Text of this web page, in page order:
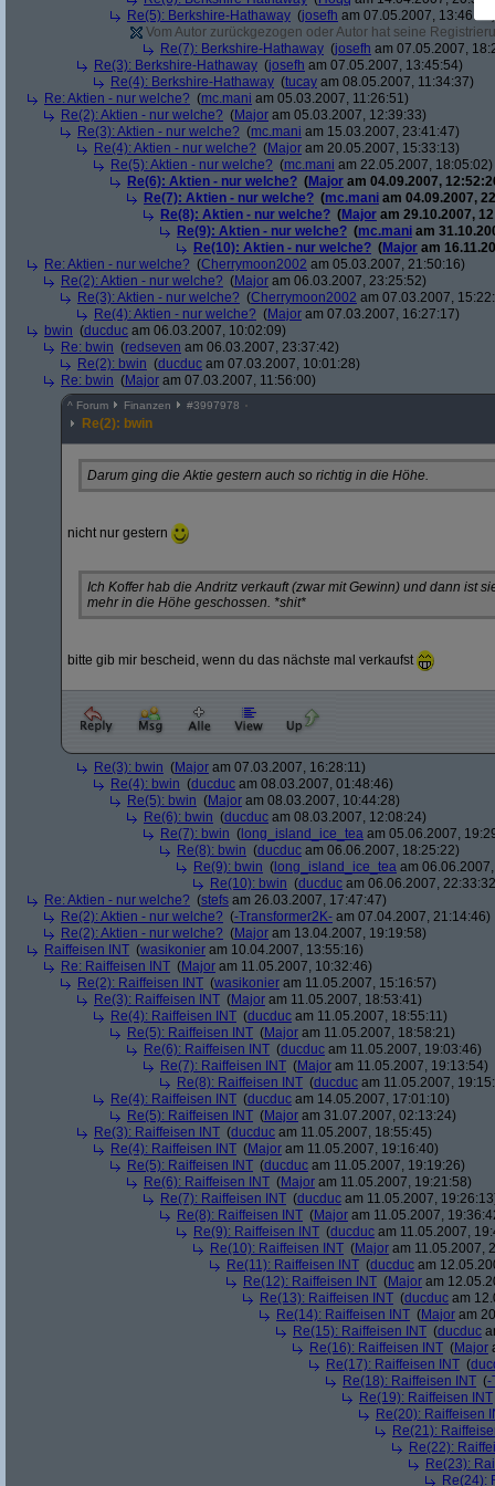
Re(5): Berkshire-Hathaway (josefh am 07.05.2007, 13:46:53)
Vom Autor zurückgezogen oder Autor hat seine
Re(7): Berkshire-Hathaway (josefh am 07.05.2007,
Re(3): Berkshire-Hathaway (josefh am 07.05.2007, 13:45:54)
Re(4): Berkshire-Hathaway (tucay am 08.05.2007, 11:34:37)
Re: Aktien - nur welche? (mc.mani am 05.03.2007, 11:26:51)
Re(2): Aktien - nur welche? (Major am 05.03.2007, 12:39:33)
Re(3): Aktien - nur welche? (mc.mani am 15.03.2007, 23:41:47)
Re(4): Aktien - nur welche? (Major am 20.05.2007, 15:33:13)
Re(5): Aktien - nur welche? (mc.mani am 22.05.2007, 18:05:02)
Re(6): Aktien - nur welche? (Major am 04.09.2007,
Re(7): Aktien - nur welche? (mc.mani am 04.09.2007,
Re(8): Aktien - nur welche? (Major am 29.10.2007,
Re(9): Aktien - nur welche? (mc.mani am
Re(10): Aktien - nur welche? (Major am
Re: Aktien - nur welche? (Cherrymoon2002 am 05.03.2007, 21:50:16)
Re(2): Aktien - nur welche? (Major am 06.03.2007, 23:25:52)
Re(3): Aktien - nur welche? (Cherrymoon2002 am 07.03.2007,
Re(4): Aktien - nur welche? (Major am 07.03.2007, 16:27:17)
bwin (ducduc am 06.03.2007, 10:02:09)
Re: bwin (redseven am 06.03.2007, 23:37:42)
Re(2): bwin (ducduc am 07.03.2007, 10:01:28)
Re: bwin (Major am 07.03.2007, 11:56:00)
^ Forum Finanzen #3997978
Re(2): bwin
Darum ging die Aktie gestern auch so richtig in die Höhe.
nicht nur gestern
Ich Koffer hab die Andritz verkauft (zwar mit Gewinn) und dann ist
mehr in die Höhe geschossen. *shit*
bitte gib mir bescheid, wenn du das nächste mal verkaufst
Re(3): bwin (Major am 07.03.2007, 16:28:11)
Re(4): bwin (ducduc am 08.03.2007, 01:48:46)
Re(5): bwin (Major am 08.03.2007, 10:44:28)
Re(6): bwin (ducduc am 08.03.2007, 12:08:24)
Re(7): bwin ( long_island_ice_tea am 05.06.2007,
Re(8): bwin (ducduc am 06.06.2007, 18:25:22)
Re(9): bwin ( long_island_ice_tea am
Re(10): bwin (ducduc am 06.06.2007,
Re: Aktien - nur welche? (stefs am 26.03.2007, 17:47:47)
Re(2): Aktien - nur welche? (-Transformer2K- am 07.04.2007, 21:14:46)
Re(2): Aktien - nur welche? (Major am 13.04.2007, 19:19:58)
Raiffeisen INT (wasikonier am 10.04.2007, 13:55:16)
Re: Raiffeisen INT (Major am 11.05.2007, 10:32:46)
Re(2): Raiffeisen INT (wasikonier am 11.05.2007, 15:16:57)
Re(3): Raiffeisen INT (Major am 11.05.2007, 18:53:41)
Re(4): Raiffeisen INT (ducduc am 11.05.2007, 18:55:11)
Re(5): Raiffeisen INT (Major am 11.05.2007, 18:58:21)
Re(6): Raiffeisen INT (ducduc am 11.05.2007, 19:03:46)
Re(7): Raiffeisen INT (Major am 11.05.2007, 19:13:54)
Re(8): Raiffeisen INT (ducduc am 11.05.2007,
Re(4): Raiffeisen INT (ducduc am 14.05.2007, 17:01:10)
Re(5): Raiffeisen INT (Major am 31.07.2007, 02:13:24)
Re(3): Raiffeisen INT (ducduc am 11.05.2007, 18:55:45)
Re(4): Raiffeisen INT (Major am 11.05.2007, 19:16:40)
Re(5): Raiffeisen INT (ducduc am 11.05.2007, 19:19:26)
Re(6): Raiffeisen INT (Major am 11.05.2007, 19:21:58)
Re(7): Raiffeisen INT (ducduc am 11.05.2007,
Re(8): Raiffeisen INT (Major am 11.05.2007,
Re(9): Raiffeisen INT (ducduc am 11.05.2007,
Re(10): Raiffeisen INT (Major am 11.05.2007,
Re(11): Raiffeisen INT (ducduc am
Re(12): Raiffeisen INT (Major am
Re(13): Raiffeisen INT (ducduc am
Re(14): Raiffeisen INT (Major am
Re(15): Raiffeisen INT (ducduc
Re(16): Raiffeisen INT (Major
Re(17): Raiffeisen INT (
Re(18): Raiffeisen INT (-
Re(19): Raiffeisen INT
Re(20): Raiffeisen
Re(21):
Re(22):
Re(23):
Re(24):